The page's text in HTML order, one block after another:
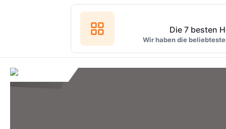
Die 7 besten
Wir haben die